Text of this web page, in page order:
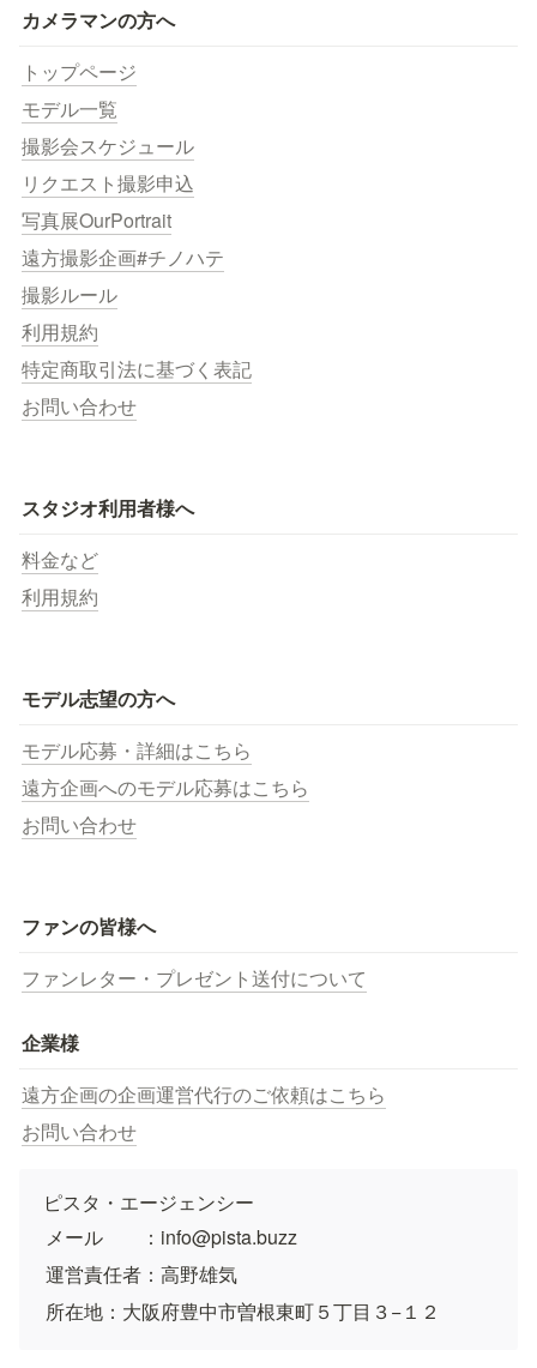
カメラマンの方へ
トップページ
モデル一覧
撮影会スケジュール
リクエスト撮影申込
写真展OurPortrait
遠方撮影企画#チノハテ
撮影ルール
利用規約
特定商取引法に基づく表記
お問い合わせ
スタジオ利用者様へ
料金など
利用規約
モデル志望の方へ
モデル応募・詳細はこちら
遠方企画へのモデル応募はこちら
お問い合わせ
ファンの皆様へ
ファンレター・プレゼント送付について
企業様
遠方企画の企画運営代行のご依頼はこちら
お問い合わせ
ピスタ・エージェンシー
メール　　：info@pista.buzz
運営責任者：高野雄気
所在地：大阪府豊中市曽根東町５丁目３−１２